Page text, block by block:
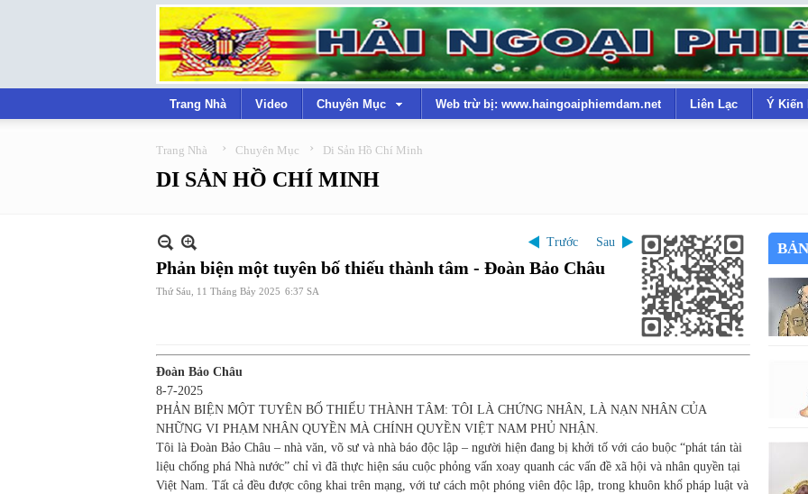
Trang Nhà Video Chuyên Mục Web trừ bị: www.haingoaiphiemdam.net Liên Lạc Ý Kiến
Trang Nhà › Chuyên Mục › Di Sản Hồ Chí Minh
DI SẢN HỒ CHÍ MINH
Trước Sau
Phản biện một tuyên bố thiếu thành tâm - Đoàn Bảo Châu
Thứ Sáu, 11 Tháng Bảy 2025 6:37 SA
Đoàn Bảo Châu
8-7-2025
PHẢN BIỆN MỘT TUYÊN BỐ THIẾU THÀNH TÂM: TÔI LÀ CHỨNG NHÂN, LÀ NẠN NHÂN CỦA
NHỮNG VI PHẠM NHÂN QUYỀN MÀ CHÍNH QUYỀN VIỆT NAM PHỦ NHẬN.
Tôi là Đoàn Bảo Châu – nhà văn, võ sư và nhà báo độc lập – người hiện đang bị khởi tố với cáo buộc “phát tán tài
liệu chống phá Nhà nước” chỉ vì đã thực hiện sáu cuộc phỏng vấn xoay quanh các vấn đề xã hội và nhân quyền tại
Việt Nam. Tất cả đều được công khai trên mạng, với tư cách một phóng viên độc lập, trong khuôn khổ pháp luật và